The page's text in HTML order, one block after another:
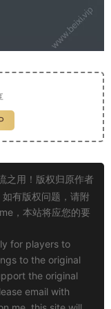
之用！版权归原作者
有版权问题，请附
，本站将应您的要
for players to
to the original
the original
email with